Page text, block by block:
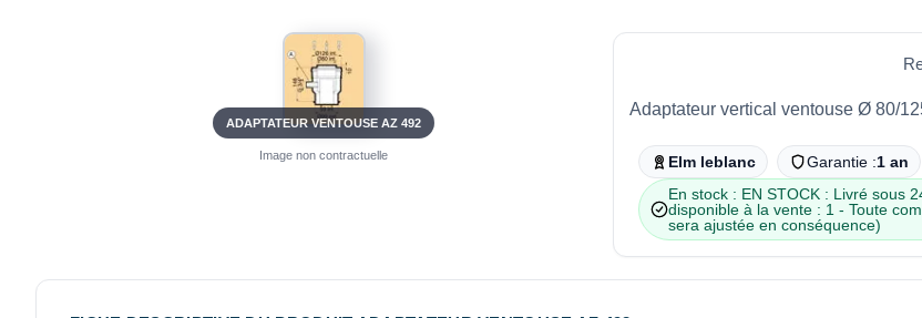
ADAPTATEUR VENTOUSE AZ 492
Image non contractuelle
Adaptateur vertical ventouse Ø 80/
Elm leblanc Garantie :1 an
En stock : EN STOCK : Livré sous
disponible à la vente : 1 - Toute
sera ajustée en conséquence)